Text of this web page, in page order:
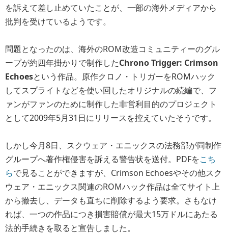
を訴えて差し止めていたことが、一部の海外メディアから
批判を受けているようです。
問題となったのは、海外のROM改造コミュニティーのグル
ープが約四年掛かりで制作したChrono Trigger: Crimson
Echoesという作品。 原作クロノ・トリガーをROMハック
してスプライトなどを使い回したオリジナルの続編で、フ
ァンがファンのために制作した非営利目的のプロジェクト
として2009年5月31日にリリースを控えていたそうです。
しかし今月8日、スクウェア・エニックスの法務部が同制作
グループへ著作権侵害を訴える警告状を送付。PDFをこち
らで見ることができますが、Crimson Echoesやその他スク
ウェア・エニックス関連のROMハック作品は全てサイト上
から撤去し、データも直ちに削除するよう要求。さもなけ
れば、一つの作品につき損害賠償が最大15万ドルにあたる
法的手続きを取ると宣告しました。